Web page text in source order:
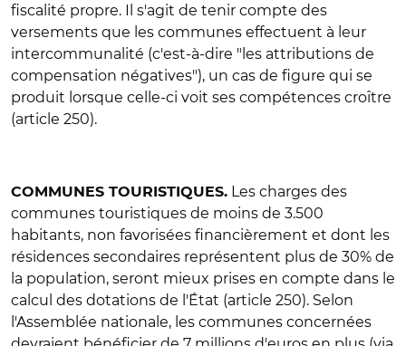
fiscalité propre. Il s'agit de tenir compte des
versements que les communes effectuent à leur
intercommunalité (c'est-à-dire "les attributions de
compensation négatives"), un cas de figure qui se
produit lorsque celle-ci voit ses compétences croître
(article 250).
COMMUNES TOURISTIQUES. Les charges des
communes touristiques de moins de 3.500
habitants, non favorisées financièrement et dont les
résidences secondaires représentent plus de 30% de
la population, seront mieux prises en compte dans le
calcul des dotations de l'État (article 250). Selon
l'Assemblée nationale, les communes concernées